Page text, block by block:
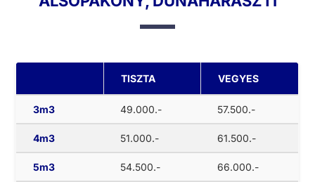
TISZTA VEGYES
3m3 49.000.- 57.500.-
4m3 51.000.- 61.500.-
5m3 54.500.- 66.000.-